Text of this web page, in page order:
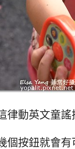
動英文童謠
個按鈕就會